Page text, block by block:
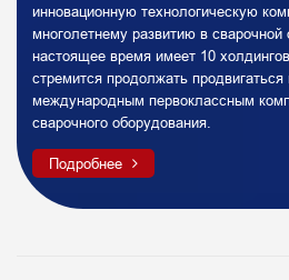
инновационную технологическую
многолетнему развитию в сварочной
настоящее время имеет 10
стремится продолжать
международным первоклассным
сварочного оборудования.
Подробнее